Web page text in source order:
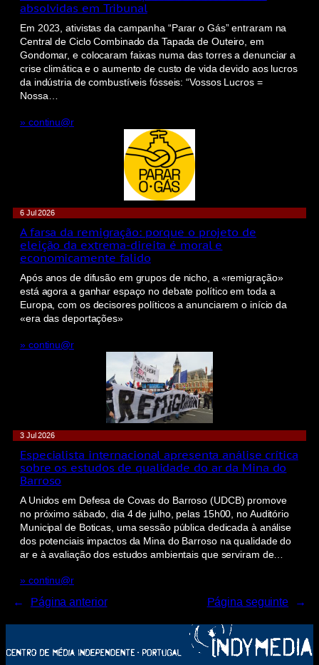
absolvidas em Tribunal
Em 2023, ativistas da campanha “Parar o Gás” entraram na
Central de Ciclo Combinado da Tapada de Outeiro, em
Gondomar, e colocaram faixas numa das torres a denunciar a
crise climática e o aumento de custo de vida devido aos lucros
da indústria de combustíveis fósseis: “Vossos Lucros =
Nossa…
» continu@r
6 Jul 2026
A farsa da remigração: porque o projeto de
eleição da extrema-direita é moral e
economicamente falido
Após anos de difusão em grupos de nicho, a «remigração»
está agora a ganhar espaço no debate político em toda a
Europa, com os decisores políticos a anunciarem o início da
«era das deportações»
» continu@r
3 Jul 2026
Especialista internacional apresenta análise crítica
sobre os estudos de qualidade do ar da Mina do
Barroso
A Unidos em Defesa de Covas do Barroso (UDCB) promove
no próximo sábado, dia 4 de julho, pelas 15h00, no Auditório
Municipal de Boticas, uma sessão pública dedicada à análise
dos potenciais impactos da Mina do Barroso na qualidade do
ar e à avaliação dos estudos ambientais que serviram de…
» continu@r
← Página anterior Página seguinte →